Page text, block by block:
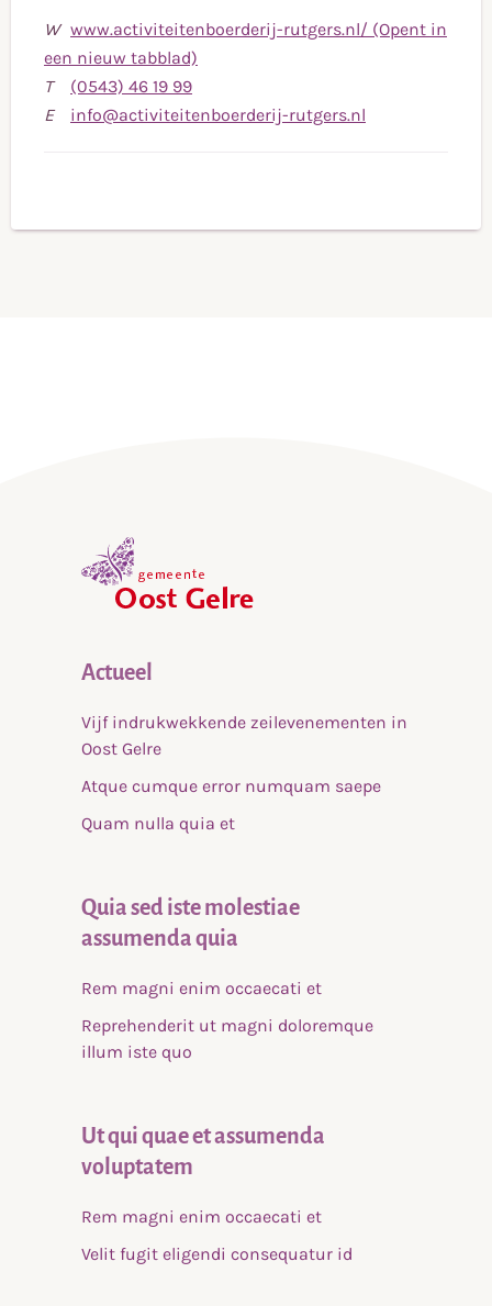
W www.activiteitenboerderij-rutgers.nl/ (Opent in
een nieuw tabblad)
T
(0543) 46 19 99Bel
naar
19
E info@activiteitenboerderij-rutgers.nl
naar
Actueel
Vijf indrukwekkende zeilevenementen in
Oost Gelre
Atque cumque error numquam saepe
Quam nulla quia et
Quia sed iste molestiae
assumenda quia
Rem magni enim occaecati et
Reprehenderit ut magni doloremque
illum iste quo
Ut qui quae et assumenda
voluptatem
Rem magni enim occaecati et
Velit fugit eligendi consequatur id